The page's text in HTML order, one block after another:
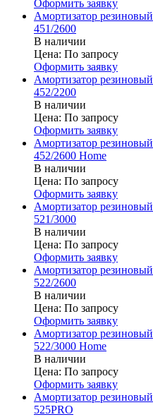
Оформить заявку
Амортизатор
451/2600
В наличии
Цена: По запросу
Оформить заявку
Амортизатор
452/2200
В наличии
Цена: По запросу
Оформить заявку
Амортизатор
452/2600 Home
В наличии
Цена: По запросу
Оформить заявку
Амортизатор
521/3000
В наличии
Цена: По запросу
Оформить заявку
Амортизатор
522/2600
В наличии
Цена: По запросу
Оформить заявку
Амортизатор
522/3000 Home
В наличии
Цена: По запросу
Оформить заявку
Амортизатор
525PRO